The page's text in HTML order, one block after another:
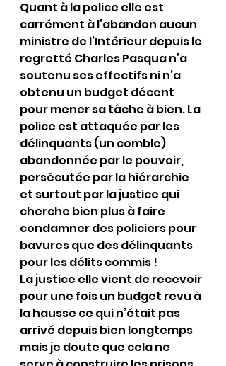
Quant à la police elle est
carrément à l’abandon aucun
ministre de l’Intérieur depuis le
regretté Charles Pasqua n’a
soutenu ses effectifs ni n’a
obtenu un budget décent
pour mener sa tâche à bien. La
police est attaquée par les
délinquants (un comble)
abandonnée par le pouvoir,
persécutée par la hiérarchie
et surtout par la justice qui
cherche bien plus à faire
condamner des policiers pour
bavures que des délinquants
pour les délits commis !
La justice elle vient de recevoir
pour une fois un budget revu à
la hausse ce qui n’était pas
arrivé depuis bien longtemps
mais je doute que cela ne